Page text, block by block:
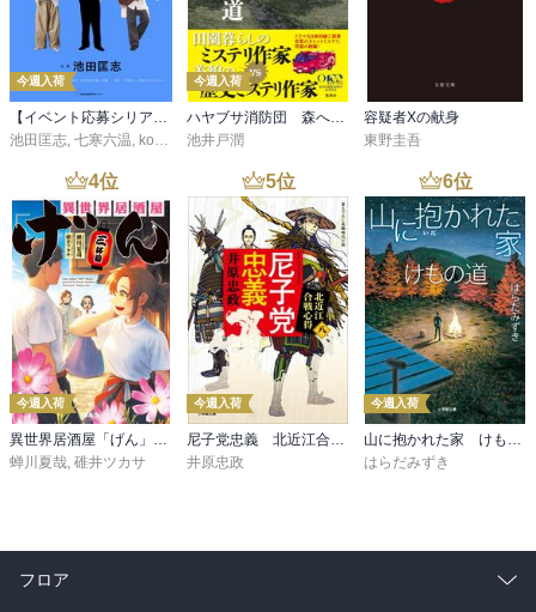
今週入荷
【イベント応募シリアルコード付】池田匡志出演・オーディオフォトブック「あの日」SPECIAL EDITION（音声／動画付）
池田匡志, 七寒六温, konoko58 ,村崎キコ
今週入荷
ハヤブサ消防団 森へつづく道
池井戸潤
容疑者Xの献身
東野圭吾
4位
今週入荷
異世界居酒屋「げん」三杯目
蝉川夏哉, 碓井ツカサ
5位
今週入荷
尼子党忠義 北近江合戦心得〈八〉
井原忠政
6位
今週入荷
山に抱かれた家 けもの道
はらだみずき
フロア